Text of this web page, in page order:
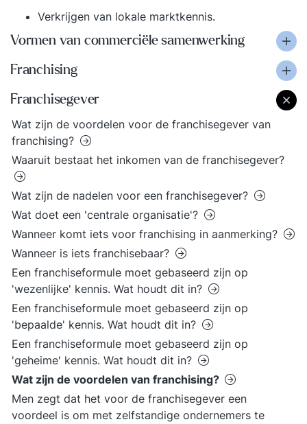
Verkrijgen van lokale marktkennis.
Vormen van commerciële samenwerking
Franchising
Franchisegever
Wat zijn de voordelen voor de franchisegever van
franchising?
Waaruit bestaat het inkomen van de franchisegever?
Wat zijn de nadelen voor een franchisegever?
Wat doet een 'centrale organisatie'?
Wanneer komt iets voor franchising in aanmerking?
Wanneer is iets franchisebaar?
Een franchiseformule moet gebaseerd zijn op
'wezenlijke' kennis. Wat houdt dit in?
Een franchiseformule moet gebaseerd zijn op
'bepaalde' kennis. Wat houdt dit in?
Een franchiseformule moet gebaseerd zijn op
'geheime' kennis. Wat houdt dit in?
Wat zijn de voordelen van franchising?
Men zegt dat het voor de franchisegever een
voordeel is om met zelfstandige ondernemers te